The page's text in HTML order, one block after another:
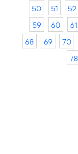
50
51 52
59
60 61
68
69 70
78